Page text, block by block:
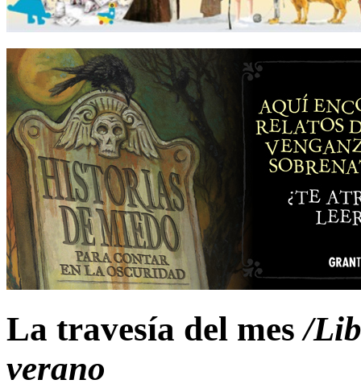
La travesía del mes/
verano